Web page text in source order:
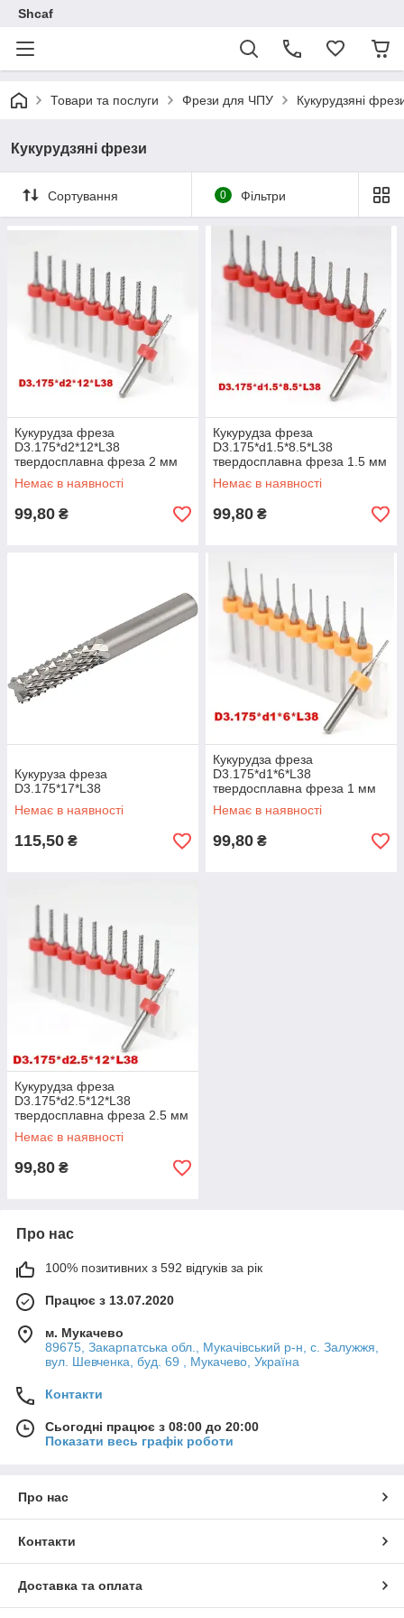
Shcaf
Товари та послуги Фрези для ЧПУ Кукурудзяні
Кукурудзяні фрези
Сортування 0 Фільтри
Кукурудза фреза
D3.175*d2*12*L38
твердосплавна фреза 2 мм
для ЧПК для стандартного
розкроювання
Немає в наявності
99,80 ₴
Кукурудза фреза
D3.175*d1.5*8.5*L38
твердосплавна фреза 1.5 мм
для ЧПК для стандартного
розкрою
Немає в наявності
99,80 ₴
Кукуруза фреза
D3.175*17*L38
Немає в наявності
115,50 ₴
Кукурудза фреза
D3.175*d1*6*L38
твердосплавна фреза 1 мм
для ЧПК для стандартного
розкрою
Немає в наявності
99,80 ₴
Кукурудза фреза
D3.175*d2.5*12*L38
твердосплавна фреза 2.5 мм
для ЧПК для стандартного
розкрою
Немає в наявності
99,80 ₴
Про нас
100% позитивних з 592 відгуків за рік
Працює з 13.07.2020
м. Мукачево
89675, Закарпатська обл., Мукачівський р-н, с. Залужжя,
вул. Шевченка, буд. 69 , Мукачево, Україна
Контакти
Сьогодні працює з 08:00 до 20:00
Показати весь графік роботи
Про нас
Контакти
Доставка та оплата